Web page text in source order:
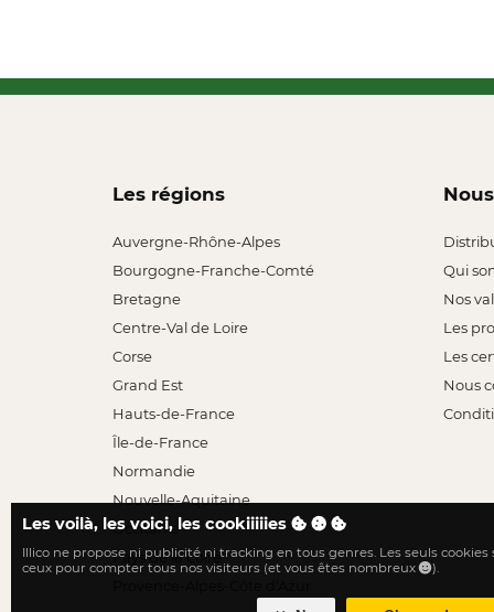
Les régions
Auvergne-Rhône-Alpes
Bourgogne-Franche-Comté
Bretagne
Centre-Val de Loire
Corse
Grand Est
Hauts-de-France
Île-de-France
Normandie
Nouvelle-Aquitaine
Occitanie
Pays de la Loire
Qui
Nos
Les
Les
Nous
Les voilà, les voici, les cookiiiiies
Illico ne propose ni publicité ni tracking en tous genres. Les seuls cookies
ceux pour compter tous nos visiteurs (et vous êtes nombreux
).